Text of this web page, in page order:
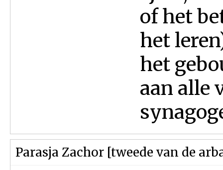
of het
het
het
aan alle
Parasja Zachor [tweede van de